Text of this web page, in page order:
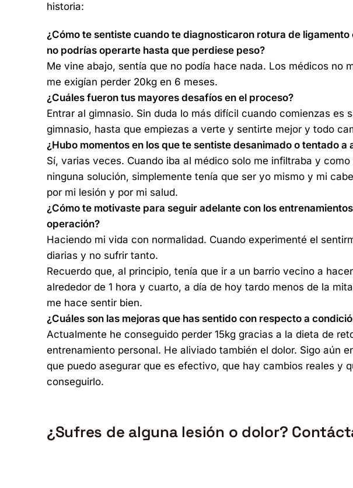
historia:
¿Cómo te sentiste cuando te diagnosticaron rotura de
no podrías operarte hasta que perdiese peso?
Me vine abajo, sentía que no podía hace nada. Los médicos no
me exigían perder 20kg en 6 meses.
¿Cuáles fueron tus mayores desafíos en el proceso?
Entrar al gimnasio. Sin duda lo más difícil cuando comienzas es
gimnasio, hasta que empiezas a verte y sentirte mejor y todo
¿Hubo momentos en los que te sentiste desanimado o tentado a
Sí, varias veces. Cuando iba al médico solo me infiltraba y
ninguna solución, simplemente tenía que ser yo mismo y mi
por mi lesión y por mi salud.
¿Cómo te motivaste para seguir adelante con los
operación?
Haciendo mi vida con normalidad. Cuando experimenté el
diarias y no sufrir tanto.
Recuerdo que, al principio, tenía que ir a un barrio vecino a
alrededor de 1 hora y cuarto, a día de hoy tardo menos de la
me hace sentir bien.
¿Cuáles son las mejoras que has sentido con respecto a
Actualmente he conseguido perder 15kg gracias a la dieta de
entrenamiento personal. He aliviado también el dolor. Sigo aún
que puedo asegurar que es efectivo, que hay cambios reales y
conseguirlo.
¿Sufres de alguna lesión o dolor?